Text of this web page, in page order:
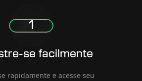
1
se facilmente
rapidamente e acesse seu